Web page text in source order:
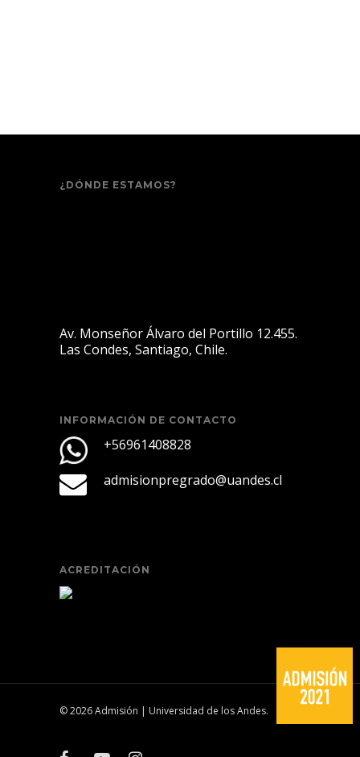
¿DÓNDE ESTAMOS?
Av. Monseñor Álvaro del Portillo 12.455.
Las Condes, Santiago, Chile.
INFORMACIÓN DE CONTACTO
+56961408828
admisionpregrado@uandes.cl
ACREDITACIÓN
© 2026 Admisión | Universidad de los Andes.